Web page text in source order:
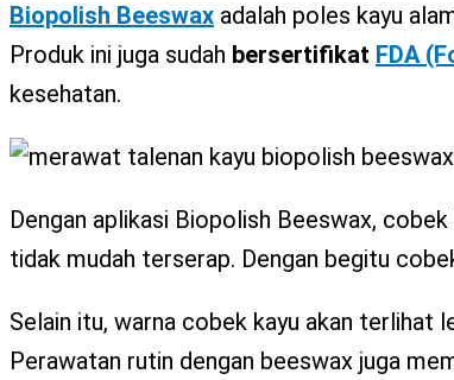
Biopolish Beeswax adalah poles kayu
Produk ini juga sudah bersertifikat FDA
kesehatan.
Dengan aplikasi Biopolish Beeswax,
tidak mudah terserap. Dengan begitu
Selain itu, warna cobek kayu akan terlihat
Perawatan rutin dengan beeswax juga